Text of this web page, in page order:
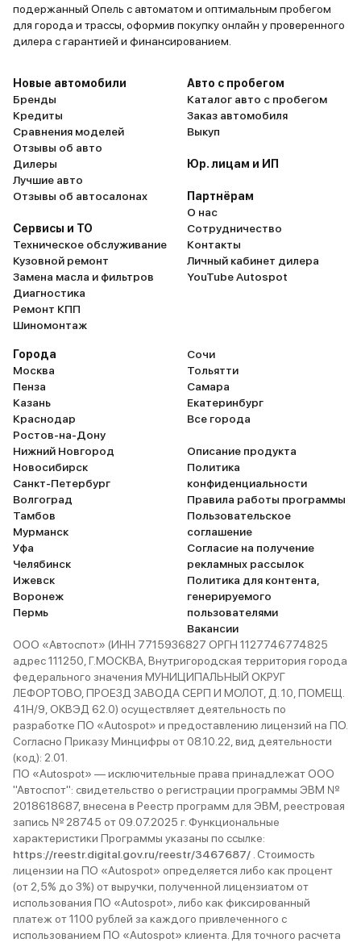
подержанный Опель с автоматом и оптимальным пробегом
для города и трассы, оформив покупку онлайн у проверенного
дилера с гарантией и финансированием.
Новые автомобили
Бренды
Кредиты
Сравнения моделей
Отзывы об авто
Дилеры
Лучшие авто
Отзывы об автосалонах
Сервисы и ТО
Техническое обслуживание
Кузовной ремонт
Замена масла и фильтров
Диагностика
Ремонт КПП
Шиномонтаж
Авто с пробегом
Каталог авто с пробегом
Заказ автомобиля
Выкуп
Юр. лицам и ИП
Партнёрам
О нас
Сотрудничество
Контакты
Личный кабинет дилера
YouTube Autospot
Города
Москва
Пенза
Казань
Краснодар
Ростов-на-Дону
Нижний Новгород
Новосибирск
Санкт-Петербург
Волгоград
Тамбов
Мурманск
Уфа
Челябинск
Ижевск
Воронеж
Пермь
Сочи
Тольятти
Самара
Екатеринбург
Все города
Описание продукта
Политика
конфиденциальности
Правила работы программы
Пользовательское
соглашение
Согласие на получение
рекламных рассылок
Политика для контента,
генерируемого
пользователями
Вакансии
ООО «Автоспот» (ИНН 7715936827 ОРГН 1127746774825
адрес 111250, Г.МОСКВА, Внутригородская территория города
федерального значения МУНИЦИПАЛЬНЫЙ ОКРУГ
ЛЕФОРТОВО, ПРОЕЗД ЗАВОДА СЕРП И МОЛОТ, Д. 10, ПОМЕЩ.
41Н/9, ОКВЭД 62.0) осуществляет деятельность по
разработке ПО «Autospot» и предоставлению лицензий на ПО.
Согласно Приказу Минцифры от 08.10.22, вид деятельности
(код): 2.01.
ПО «Autospot» — исключительные права принадлежат ООО
"Автоспот": свидетельство о регистрации программы ЭВМ №
2018618687, внесена в Реестр программ для ЭВМ, реестровая
запись № 28745 от 09.07.2025 г. Функциональные
характеристики Программы указаны по ссылке:
https://reestr.digital.gov.ru/reestr/3467687/ . Стоимость
лицензии на ПО «Autospot» определяется либо как процент
(от 2,5% до 3%) от выручки, полученной лицензиатом от
использования ПО «Autospot», либо как фиксированный
платеж от 1100 рублей за каждого привлеченного с
использованием ПО «Autospot» клиента. Для точного расчета